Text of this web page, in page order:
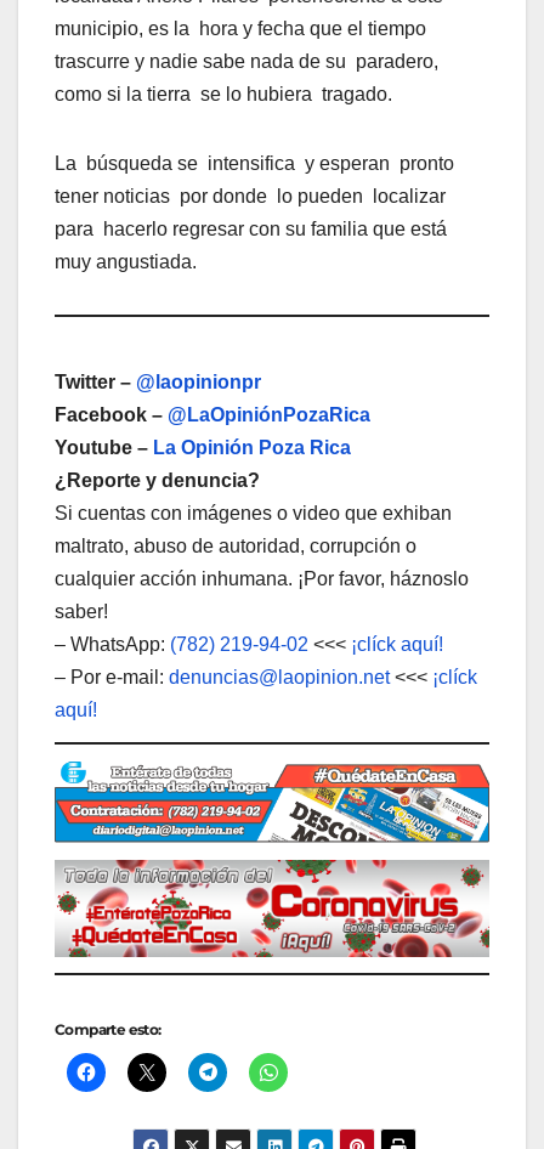
municipio, es la hora y fecha que el tiempo
trascurre y nadie sabe nada de su paradero,
como si la tierra se lo hubiera tragado.
La búsqueda se intensifica y esperan pronto
tener noticias por donde lo pueden localizar
para hacerlo regresar con su familia que está
muy angustiada.
Twitter – @laopinionpr
Facebook – @LaOpiniónPozaRica
Youtube – La Opinión Poza Rica
¿Reporte y denuncia?
Si cuentas con imágenes o video que exhiban
maltrato, abuso de autoridad, corrupción o
cualquier acción inhumana. ¡Por favor, háznoslo
saber!
– WhatsApp: (782) 219-94-02 <<< ¡clíck aquí!
– Por e-mail: denuncias@laopinion.net<<< ¡clíck
aquí!
Comparte esto: